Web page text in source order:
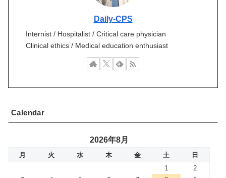
Daily-CPS
Internist / Hospitalist / Critical care physician
Clinical ethics / Medical education enthusiast
Calendar
2026年8月
月 火 水 木 金 土
日
1
2